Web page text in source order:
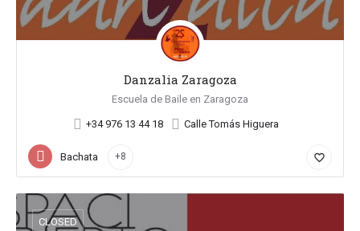
Danzalia Zaragoza
Escuela de Baile en Zaragoza
+34 976 13 44 18 Calle Tomás Higuera
Bachata +8 favorite_border
CLOSED